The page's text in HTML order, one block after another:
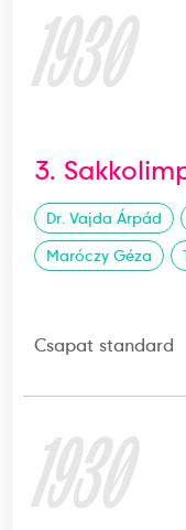
1930
3.
Dr. Vajda Árpád
Maróczy Géza
Csapat standard
1930